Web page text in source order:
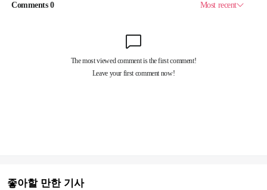
좋아할 만한 기사